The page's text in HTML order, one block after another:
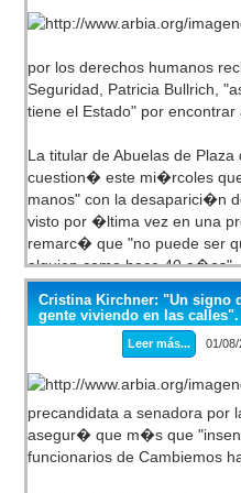
21 y cerr� pasadas las 5 con
puntos porcentuales.
Adem�s, la Cristina Kirchner
vivo hoy junto a Agust�n
Santa Fe, donde discutieron
recuento de los sufragios all�
Desde Unidad Ciudadana
nacional y Cambiemos por la
escrutinio en Buenos Aires,
mesas sin contabilizar, en su
favorables a Unidad
por los derechos humanos
Seguridad, Patricia Bullrich,
tiene el Estado" por encontrar
La titular de Abuelas de Plaza
cuestion� este mi�rcoles
manos" con la desaparici�n
visto por �ltima vez en una
remarc� que "no puede ser
alguien como hace 40 a�os".
A ocho d�as de la
referente por los derechos
de Seguridad, Patricia
tiene el Estado" por conocer
"no diga disparates" en los
dem�s".
"Hemos retrocedido 40 a�os
Cristina Kirchner: "Un signo
gente viviendo en las calles".
Leer más... 01/
precandidata a senadora por
asegur� que m�s que
funcionarios de Cambiemos